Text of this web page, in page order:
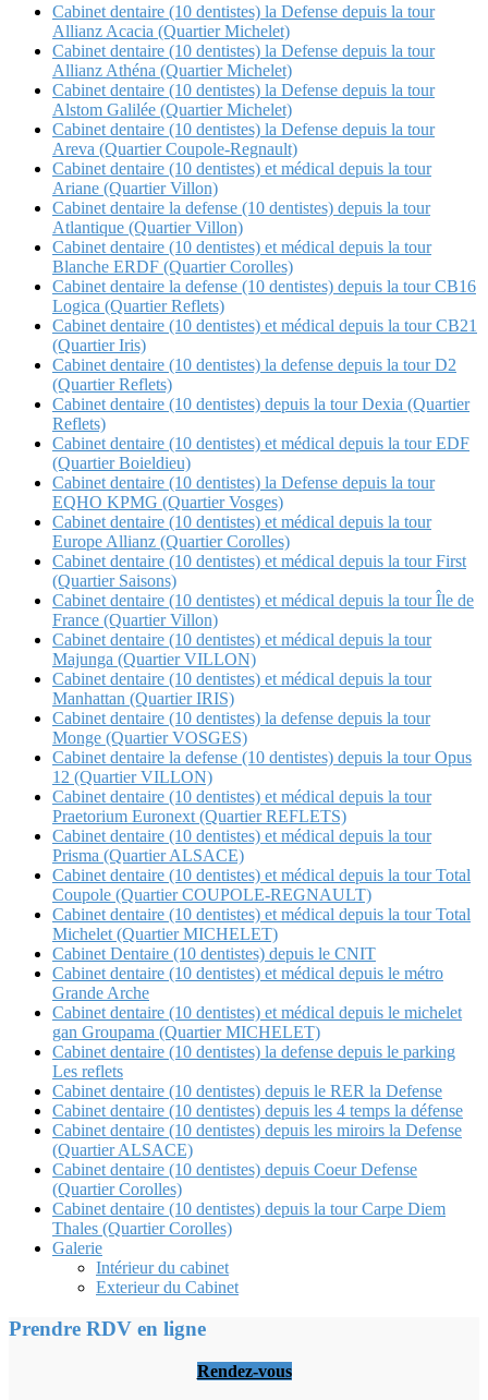
Cabinet dentaire (10 dentistes) la Defense depuis la tour
Allianz Acacia (Quartier Michelet)
Cabinet dentaire (10 dentistes) la Defense depuis la tour
Allianz Athéna (Quartier Michelet)
Cabinet dentaire (10 dentistes) la Defense depuis la tour
Alstom Galilée (Quartier Michelet)
Cabinet dentaire (10 dentistes) la Defense depuis la tour
Areva (Quartier Coupole-Regnault)
Cabinet dentaire (10 dentistes) et médical depuis la tour
Ariane (Quartier Villon)
Cabinet dentaire la defense (10 dentistes) depuis la tour
Atlantique (Quartier Villon)
Cabinet dentaire (10 dentistes) et médical depuis la tour
Blanche ERDF (Quartier Corolles)
Cabinet dentaire la defense (10 dentistes) depuis la tour CB16
Logica (Quartier Reflets)
Cabinet dentaire (10 dentistes) et médical depuis la tour CB21
(Quartier Iris)
Cabinet dentaire (10 dentistes) la defense depuis la tour D2
(Quartier Reflets)
Cabinet dentaire (10 dentistes) depuis la tour Dexia (Quartier
Reflets)
Cabinet dentaire (10 dentistes) et médical depuis la tour EDF
(Quartier Boieldieu)
Cabinet dentaire (10 dentistes) la Defense depuis la tour
EQHO KPMG (Quartier Vosges)
Cabinet dentaire (10 dentistes) et médical depuis la tour
Europe Allianz (Quartier Corolles)
Cabinet dentaire (10 dentistes) et médical depuis la tour First
(Quartier Saisons)
Cabinet dentaire (10 dentistes) et médical depuis la tour Île de
France (Quartier Villon)
Cabinet dentaire (10 dentistes) et médical depuis la tour
Majunga (Quartier VILLON)
Cabinet dentaire (10 dentistes) et médical depuis la tour
Manhattan (Quartier IRIS)
Cabinet dentaire (10 dentistes) la defense depuis la tour
Monge (Quartier VOSGES)
Cabinet dentaire la defense (10 dentistes) depuis la tour Opus
12 (Quartier VILLON)
Cabinet dentaire (10 dentistes) et médical depuis la tour
Praetorium Euronext (Quartier REFLETS)
Cabinet dentaire (10 dentistes) et médical depuis la tour
Prisma (Quartier ALSACE)
Cabinet dentaire (10 dentistes) et médical depuis la tour Total
Coupole (Quartier COUPOLE-REGNAULT)
Cabinet dentaire (10 dentistes) et médical depuis la tour Total
Michelet (Quartier MICHELET)
Cabinet Dentaire (10 dentistes) depuis le CNIT
Cabinet dentaire (10 dentistes) et médical depuis le métro
Grande Arche
Cabinet dentaire (10 dentistes) et médical depuis le michelet
gan Groupama (Quartier MICHELET)
Cabinet dentaire (10 dentistes) la defense depuis le parking
Les reflets
Cabinet dentaire (10 dentistes) depuis le RER la Defense
Cabinet dentaire (10 dentistes) depuis les 4 temps la défense
Cabinet dentaire (10 dentistes) depuis les miroirs la Defense
(Quartier ALSACE)
Cabinet dentaire (10 dentistes) depuis Coeur Defense
(Quartier Corolles)
Cabinet dentaire (10 dentistes) depuis la tour Carpe Diem
Thales (Quartier Corolles)
Galerie
Intérieur du cabinet
Exterieur du Cabinet
Prendre RDV en ligne
Rendez-vous